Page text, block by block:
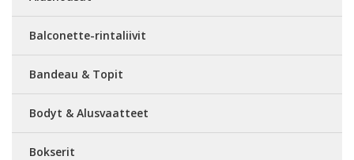
Balconette-rintaliivit
Bandeau & Topit
Bodyt & Alusvaatteet
Bokserit